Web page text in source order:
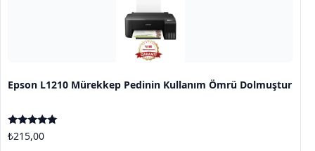
Epson L1210 Mürekkep Pedinin Kullanım Ömrü Dolmuştur
5 üzerinden
5.00
₺215,00